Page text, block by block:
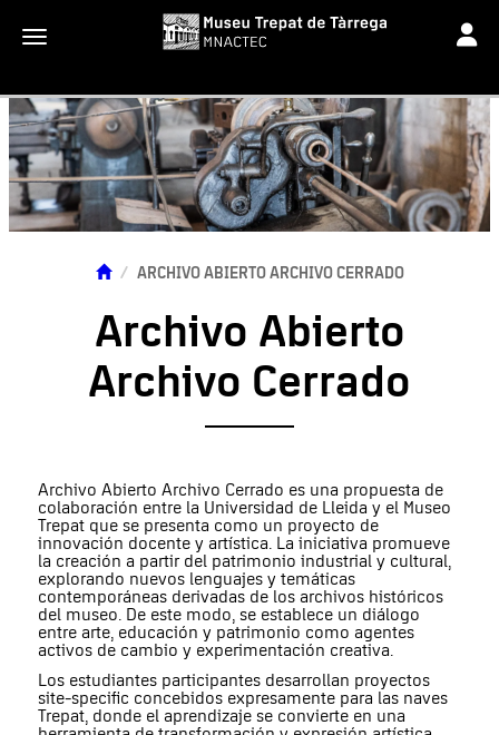
Toggle navigation
ARCHIVO ABIERTO ARCHIVO CERRADO
Archivo Abierto
Archivo Cerrado
Archivo Abierto Archivo Cerrado es una propuesta de
colaboración entre la Universidad de Lleida y el Museo
Trepat que se presenta como un proyecto de
innovación docente y artística. La iniciativa promueve
la creación a partir del patrimonio industrial y cultural,
explorando nuevos lenguajes y temáticas
contemporáneas derivadas de los archivos históricos
del museo. De este modo, se establece un diálogo
entre arte, educación y patrimonio como agentes
activos de cambio y experimentación creativa.
Los estudiantes participantes desarrollan proyectos
site-specific concebidos expresamente para las naves
Trepat, donde el aprendizaje se convierte en una